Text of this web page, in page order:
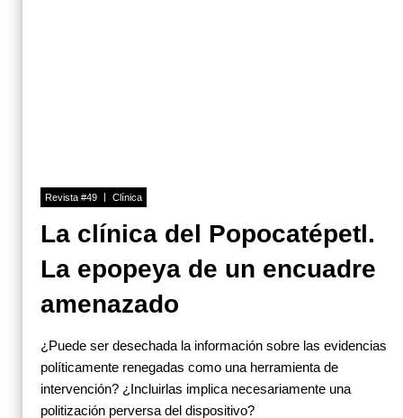
Revista #49 Clínica
La clínica del Popocatépetl.
La epopeya de un encuadre
amenazado
¿Puede ser desechada la información sobre las evidencias
políticamente renegadas como una herramienta de
intervención? ¿Incluirlas implica necesariamente una
politización perversa del dispositivo?